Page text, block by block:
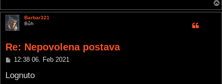
Barbar321
Bůh
Re: Nepovolena postava
P
s
12:38 06. Feb 2021
Lognuto